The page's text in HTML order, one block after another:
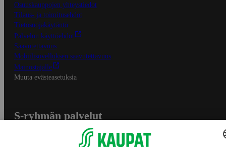
Osuuskauppojen yhteystiedot
Tilaus- ja toimitusehdot
Tietosuojakäytäntö
Palvelun käyttöehdot
Saavutettavuus
Mobiilisovelluksen saavutettavuus
Mainostajalle
Muuta evästeasetuksia
S-ryhmän palvelut